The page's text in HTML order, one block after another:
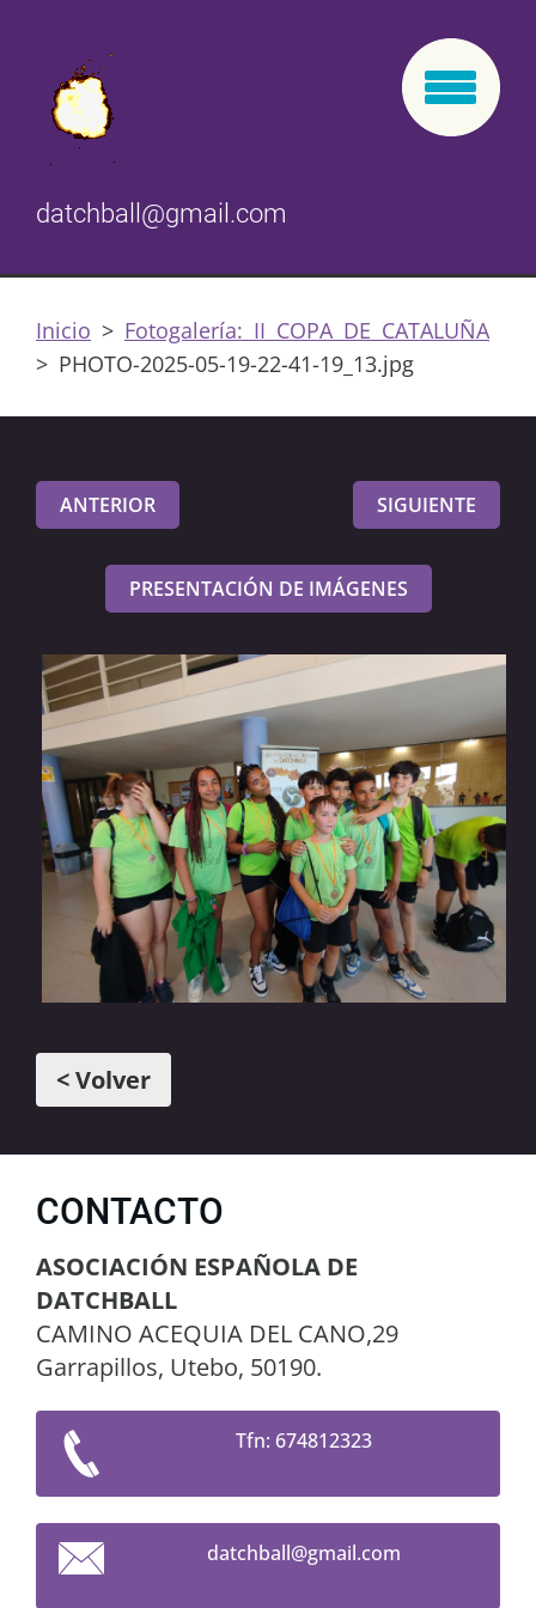
datchball@gmail.com
Inicio > Fotogalería: II COPA DE CATALUÑA
> PHOTO-2025-05-19-22-41-19_13.jpg
ANTERIOR SIGUIENTE
PRESENTACIÓN DE IMÁGENES
< Volver
CONTACTO
ASOCIACIÓN ESPAÑOLA DE
DATCHBALL
CAMINO ACEQUIA DEL CANO,29
Garrapillos, Utebo, 50190.
Tfn: 674812323
datchball@gmail.com